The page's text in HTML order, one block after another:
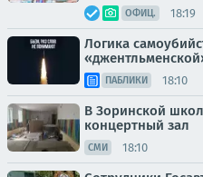
ОФИЦ. 18:19
Логика
ПАБЛИКИ 18:10
В Зоринской
концертный зал
СМИ 18:10